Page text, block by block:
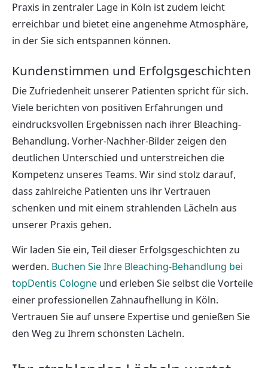
Praxis in zentraler Lage in Köln ist zudem leicht
erreichbar und bietet eine angenehme Atmosphäre,
in der Sie sich entspannen können.
Kundenstimmen und Erfolgsgeschichten
Die Zufriedenheit unserer Patienten spricht für sich.
Viele berichten von positiven Erfahrungen und
eindrucksvollen Ergebnissen nach ihrer Bleaching-
Behandlung. Vorher-Nachher-Bilder zeigen den
deutlichen Unterschied und unterstreichen die
Kompetenz unseres Teams. Wir sind stolz darauf,
dass zahlreiche Patienten uns ihr Vertrauen
schenken und mit einem strahlenden Lächeln aus
unserer Praxis gehen.
Wir laden Sie ein, Teil dieser Erfolgsgeschichten zu
werden. Buchen Sie Ihre Bleaching-Behandlung bei
topDentis Cologne und erleben Sie selbst die Vorteile
einer professionellen Zahnaufhellung in Köln.
Vertrauen Sie auf unsere Expertise und genießen Sie
den Weg zu Ihrem schönsten Lächeln.